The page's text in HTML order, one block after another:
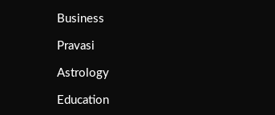
Business
Pravasi
Astrology
Education